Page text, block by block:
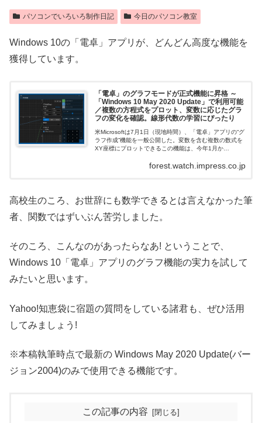
パソコンでいろいろ制作日記 今日のパソコン教室
Windows 10の「電卓」アプリが、どんどん高度な機能を
獲得しています。
「電卓」のグラフモードが正式機能に昇格 ～
「Windows 10 May 2020 Update」で利用可能
／複数の方程式をプロット、変数に応じたグラ
フの変化を確認。線形代数の学習にぴったり
米Microsoftは7月1日（現地時間）、「電卓」アプリの“グ
ラフ作成”機能を一般公開した。変数を含む複数の数式を
XY座標にプロットできるこの機能は、今年1月か
forest.watch.impress.co.jp
高校生のころ、お世辞にも数学できるとは言えなかった筆
者、関数ではずいぶん苦労しました。
そのころ、こんなのがあったらなあ! ということで、
Windows 10「電卓」アプリのグラフ機能の実力を試して
みたいと思います。
Yahoo!知恵袋に宿題の質問をしている諸君も、ぜひ活用
してみましょう!
※本稿執筆時点で最新の Windows May 2020 Update(バー
ジョン2004)のみで使用できる機能です。
この記事の内容